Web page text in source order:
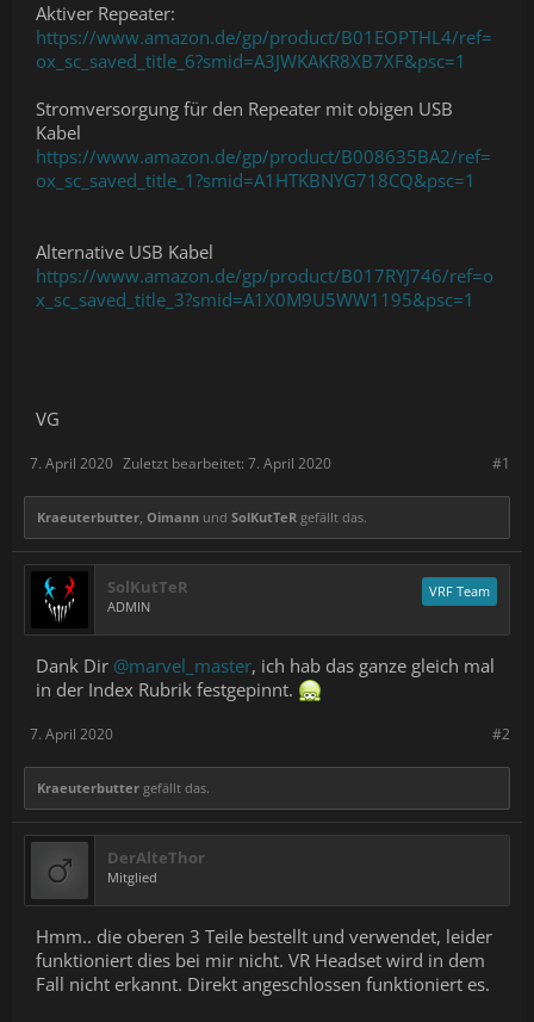
Aktiver Repeater:
https://www.amazon.de/gp/product/B01EOPTHL4/ref=
ox_sc_saved_title_6?smid=A3JWKAKR8XB7XF&psc=1
Stromversorgung für den Repeater mit obigen USB
Kabel
https://www.amazon.de/gp/product/B008635BA2/ref=
ox_sc_saved_title_1?smid=A1HTKBNYG718CQ&psc=1
Alternative USB Kabel
https://www.amazon.de/gp/product/B017RYJ746/ref=o
x_sc_saved_title_3?smid=A1X0M9U5WW1195&psc=1
VG
#1
7. April 2020 Zuletzt bearbeitet: 7. April 2020
Kraeuterbutter, Oimann und SolKutTeR gefällt das.
SolKutTeR
ADMIN
VRF Team
Dank Dir @marvel_master, ich hab das ganze gleich mal
in der Index Rubrik festgepinnt.
#2
7. April 2020
Kraeuterbutter gefällt das.
DerAlteThor
Mitglied
Hmm.. die oberen 3 Teile bestellt und verwendet, leider
funktioniert dies bei mir nicht. VR Headset wird in dem
Fall nicht erkannt. Direkt angeschlossen funktioniert es.